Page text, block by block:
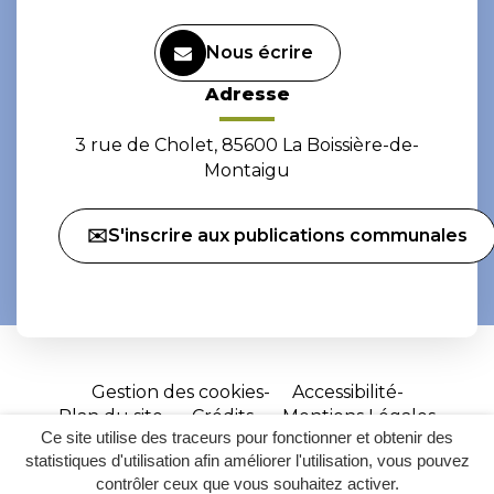
Ce site utilise des traceurs pour fonctionner et obtenir des
statistiques d'utilisation afin améliorer l'utilisation, vous pouvez
contrôler ceux que vous souhaitez activer.
Nous écrire
Adresse
3 rue de Cholet, 85600 La Boissière-de-
Montaigu
✉️S'inscrire aux publications communales
Gestion des cookies
Accessibilité
Plan du site
Crédits
Mentions Légales
Site
réalisé